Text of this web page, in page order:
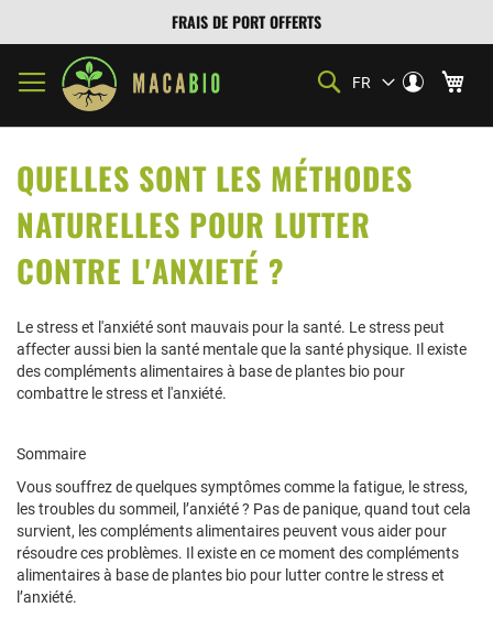
FRAIS DE PORT OFFERTS
Mon
compte
connecter
Langue
FR
Rechercher
QUELLES SONT LES MÉTHODES
NATURELLES POUR LUTTER
CONTRE L'ANXIETÉ ?
Le stress et l'anxiété sont mauvais pour la santé. Le stress peut
affecter aussi bien la santé mentale que la santé physique. Il existe
des compléments alimentaires à base de plantes bio pour
combattre le stress et l'anxiété.
Sommaire
Vous souffrez de quelques symptômes comme la fatigue, le stress,
les troubles du sommeil, l’anxiété ? Pas de panique, quand tout cela
survient, les compléments alimentaires peuvent vous aider pour
résoudre ces problèmes. Il existe en ce moment des compléments
alimentaires à base de plantes bio pour lutter contre le stress et
l’anxiété.